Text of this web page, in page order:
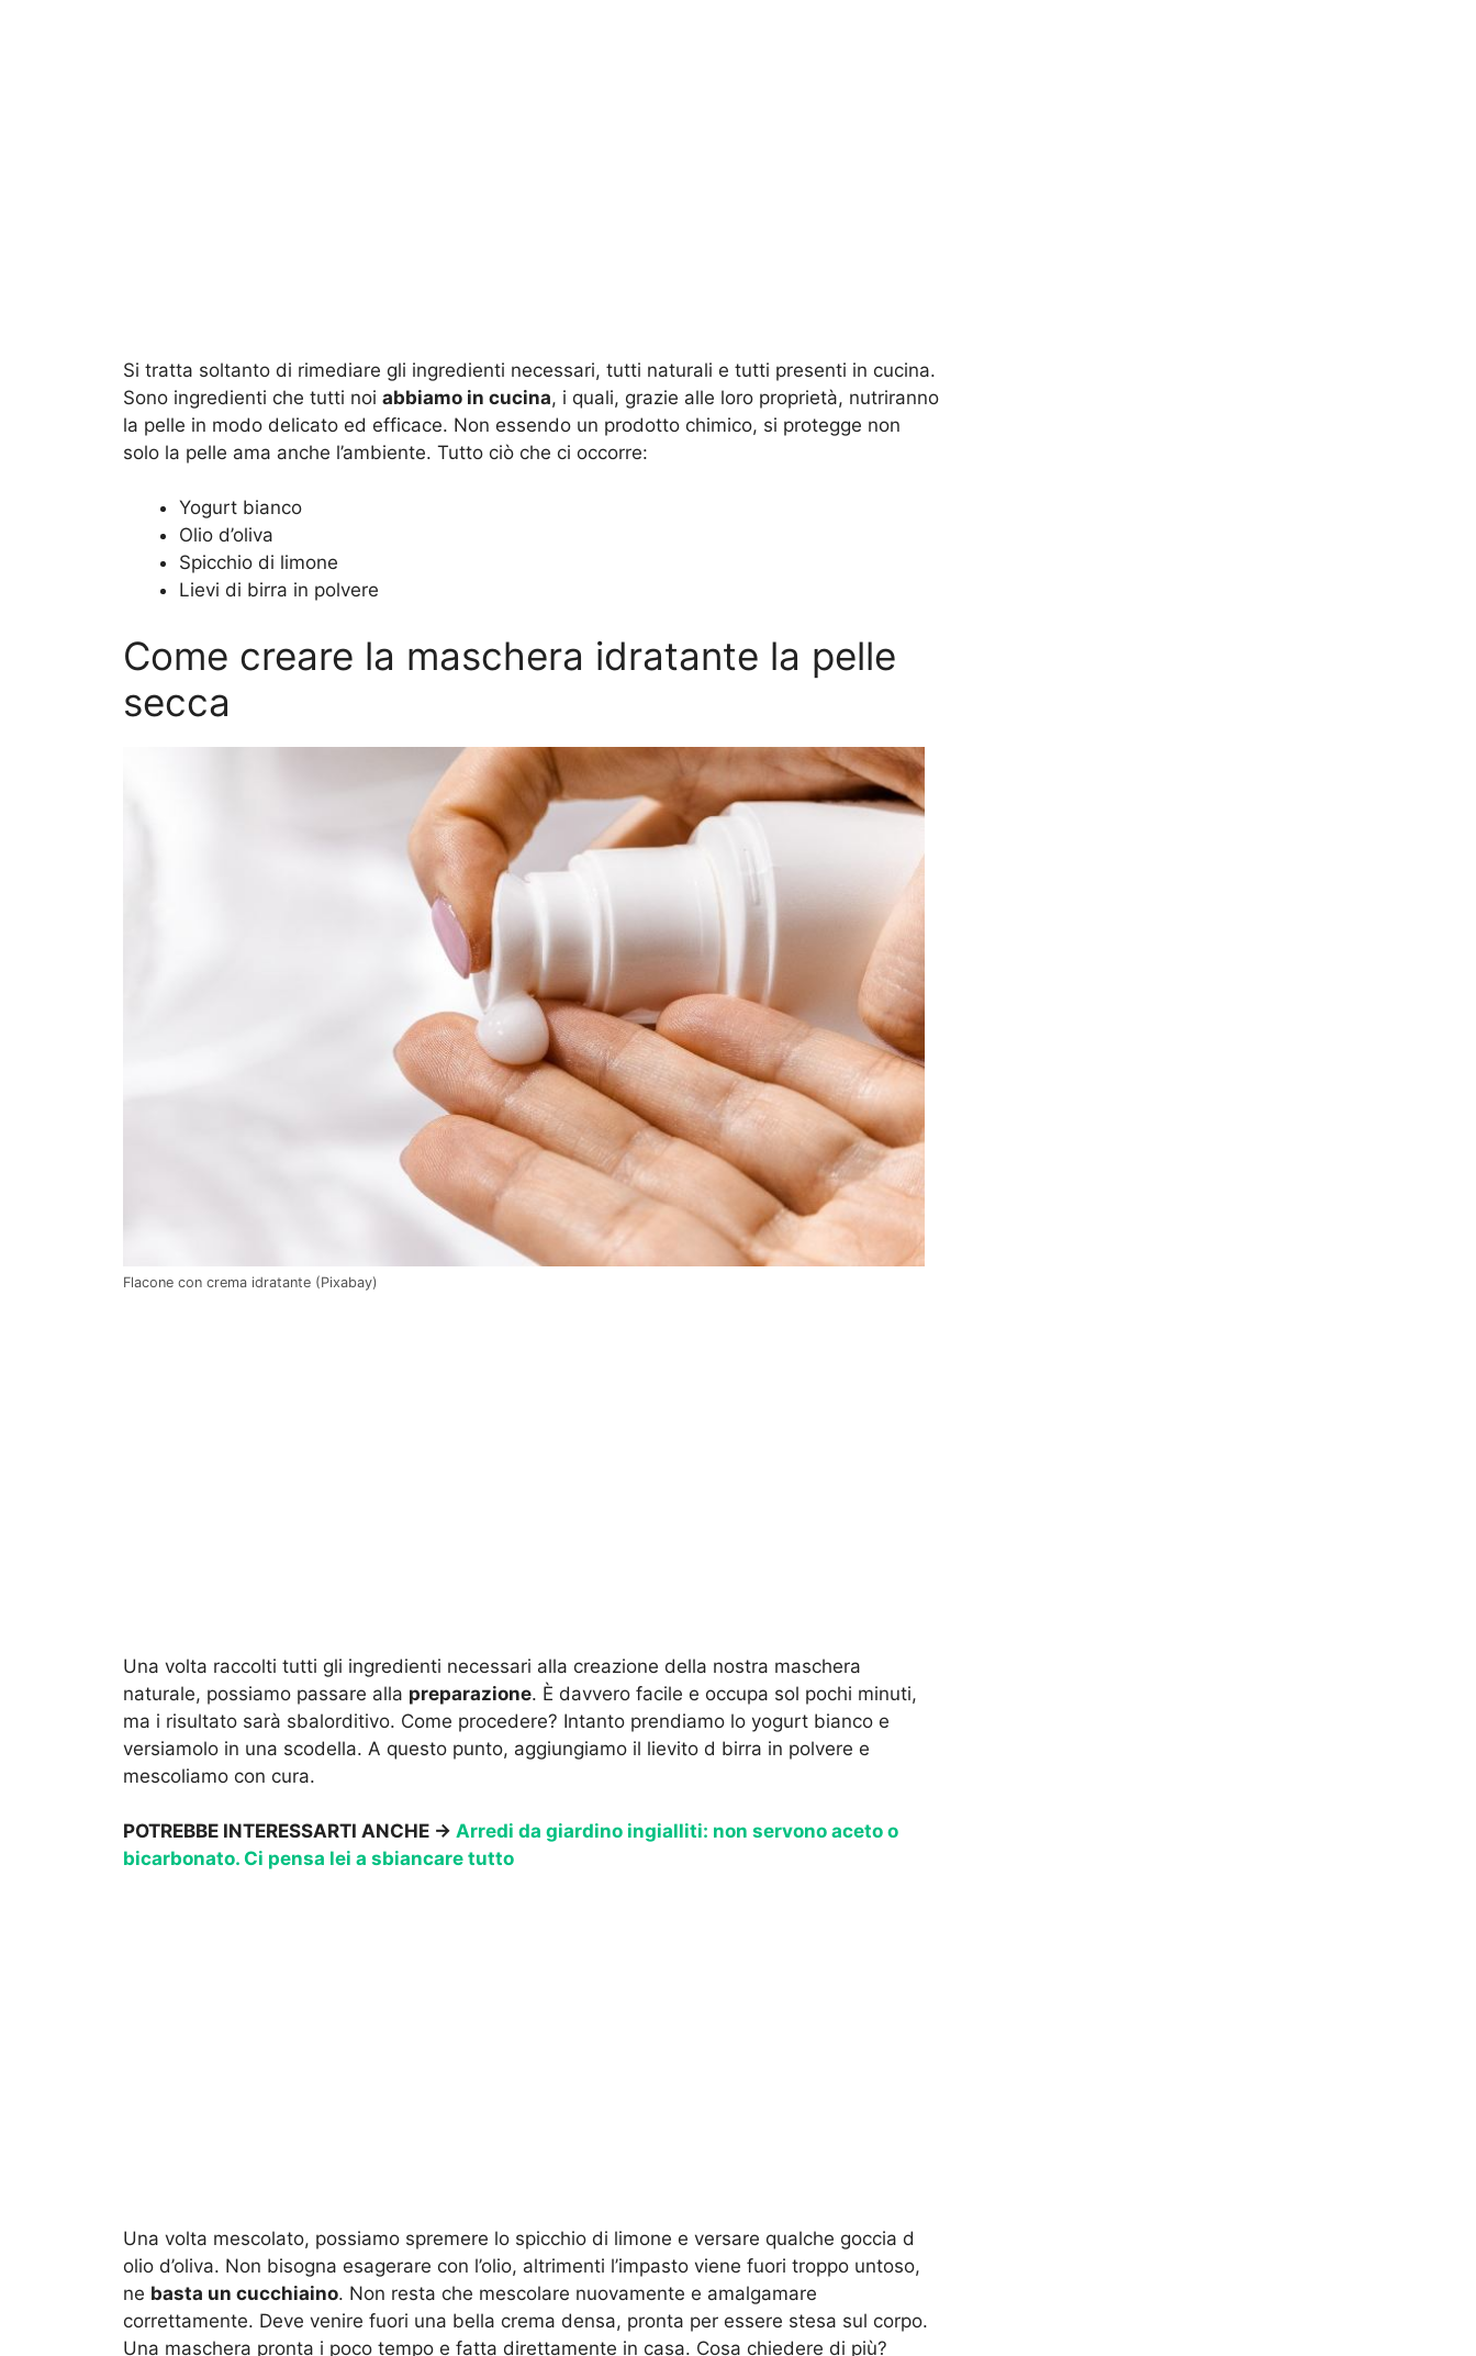
Si tratta soltanto di rimediare gli ingredienti necessari, tutti naturali e tutti presenti in cucina.
Sono ingredienti che tutti noi abbiamo in cucina, i quali, grazie alle loro proprietà, nutriranno
la pelle in modo delicato ed efficace. Non essendo un prodotto chimico, si protegge non
solo la pelle ama anche l’ambiente. Tutto ciò che ci occorre:
Yogurt bianco
Olio d’oliva
Spicchio di limone
Lievi di birra in polvere
Come creare la maschera idratante la pelle
secca
Flacone con crema idratante (Pixabay)
Una volta raccolti tutti gli ingredienti necessari alla creazione della nostra maschera
naturale, possiamo passare alla preparazione. È davvero facile e occupa sol pochi minuti,
ma i risultato sarà sbalorditivo. Come procedere? Intanto prendiamo lo yogurt bianco e
versiamolo in una scodella. A questo punto, aggiungiamo il lievito d birra in polvere e
mescoliamo con cura.
POTREBBE INTERESSARTI ANCHE → Arredi da giardino ingialliti: non servono aceto o
bicarbonato. Ci pensa lei a sbiancare tutto
Una volta mescolato, possiamo spremere lo spicchio di limone e versare qualche goccia d
olio d’oliva. Non bisogna esagerare con l’olio, altrimenti l’impasto viene fuori troppo untoso,
ne basta un cucchiaino. Non resta che mescolare nuovamente e amalgamare
correttamente. Deve venire fuori una bella crema densa, pronta per essere stesa sul corpo.
Una maschera pronta i poco tempo e fatta direttamente in casa. Cosa chiedere di più?